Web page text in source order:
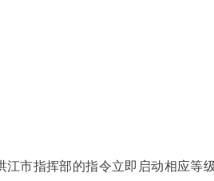
市指挥部的指令立即启动相应等